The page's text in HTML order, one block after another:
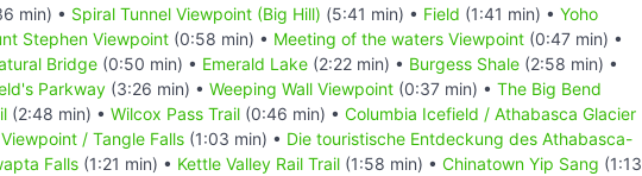
min) • Spiral Tunnel Viewpoint (Big Hill) (5:41 min) • Field (1:41 min) • Yoho
Stephen Viewpoint (0:58 min) • Meeting of the waters Viewpoint (0:47 min) •
Bridge (0:50 min) • Emerald Lake (2:22 min) • Burgess Shale (2:58 min) •
Parkway (3:26 min) • Weeping Wall Viewpoint (0:37 min) • The Big Bend
(2:48 min) • Wilcox Pass Trail (0:46 min) • Columbia Icefield / Athabasca Glacier
/ Tangle Falls (1:03 min) • Die touristische Entdeckung des Athabasca-
Falls (1:21 min) • Kettle Valley Rail Trail (1:58 min) • Chinatown Yip Sang (1:13